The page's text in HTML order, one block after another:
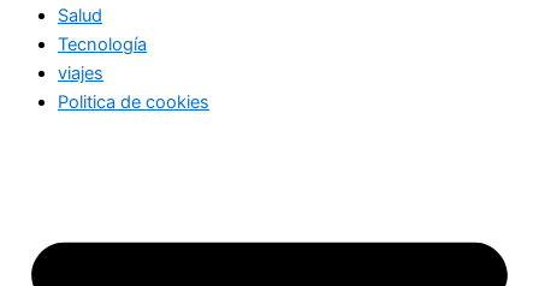
Salud
Tecnología
viajes
Politica de cookies